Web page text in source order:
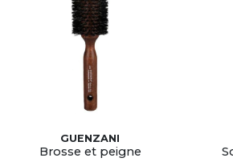
GUENZANI
Brosse et peigne